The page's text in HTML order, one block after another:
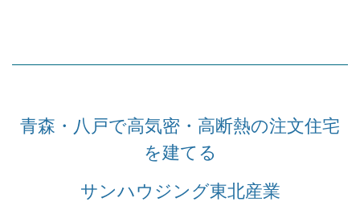
青森・八戸で高気密・高断熱の注文住宅
を建てる
サンハウジング東北産業